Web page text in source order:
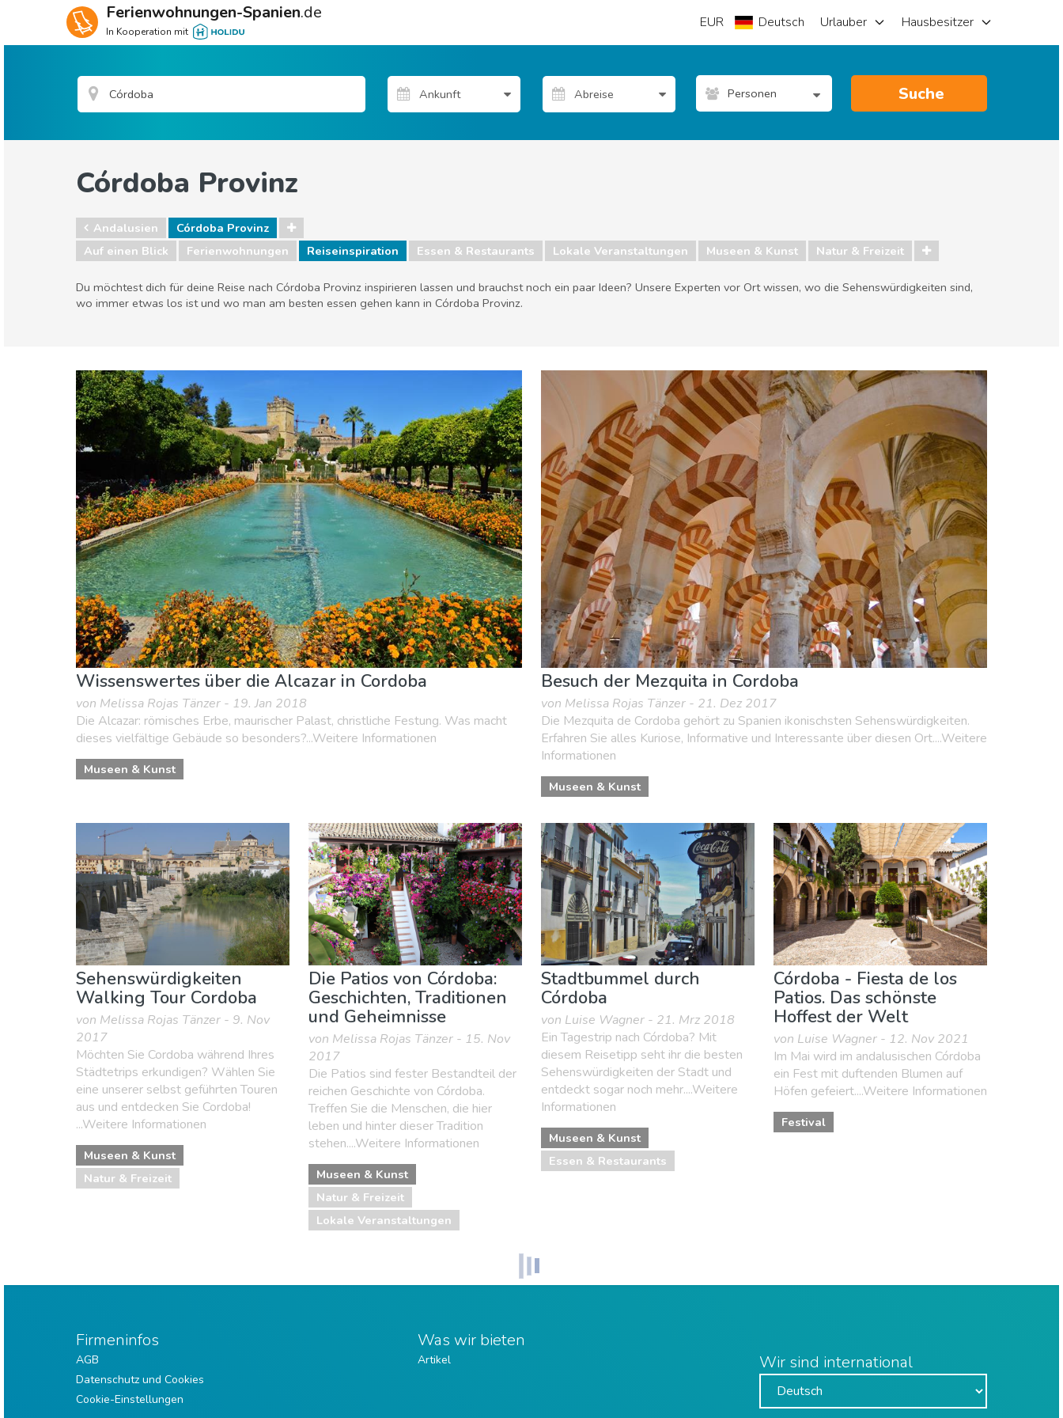
Ferienwohnungen-Spanien.de
In Kooperation mit
EUR Deutsch Urlauber Hausbesitzer
Personen Suche
Córdoba Provinz
Andalusien
Córdoba Provinz
Auf einen Blick
Ferienwohnungen Reiseinspiration Essen & Restaurants Lokale Veranstaltungen Museen & Kunst Natur & Freizeit
Du möchtest dich für deine Reise nach Córdoba Provinz inspirieren lassen und brauchst noch ein paar Ideen? Unsere Experten vor Ort wissen, wo die Sehenswürdigkeiten sind,
wo immer etwas los ist und wo man am besten essen gehen kann in Córdoba Provinz.
Essen & Restaurants
Natur & Freizeit
Wissenswertes über die Alcazar in Cordoba
von Melissa Rojas Tänzer - 19. Jan 2018
Die Alcazar: römisches Erbe, maurischer Palast, christliche Festung. Was macht
dieses vielfältige Gebäude so besonders?...Weitere Informationen
Museen & Kunst
Besuch der Mezquita in Cordoba
von Melissa Rojas Tänzer - 21. Dez 2017
Die Mezquita de Cordoba gehört zu Spanien ikonischsten Sehenswürdigkeiten.
Erfahren Sie alles Kuriose, Informative und Interessante über diesen Ort....Weitere
Informationen
Museen & Kunst
Sehenswürdigkeiten
Walking Tour Cordoba
von Melissa Rojas Tänzer - 9. Nov
2017
Möchten Sie Cordoba während Ihres
Städtetrips erkundigen? Wählen Sie
eine unserer selbst geführten Touren
aus und entdecken Sie Cordoba!
...Weitere Informationen
Museen & Kunst
Natur & Freizeit
Die Patios von Córdoba:
Geschichten, Traditionen
und Geheimnisse
von Melissa Rojas Tänzer - 15. Nov
2017
Die Patios sind fester Bestandteil der
reichen Geschichte von Córdoba.
Treffen Sie die Menschen, die hier
leben und hinter dieser Tradition
stehen....Weitere Informationen
Museen & Kunst
Natur & Freizeit
Lokale Veranstaltungen
Stadtbummel durch
Córdoba
von Luise Wagner - 21. Mrz 2018
Ein Tagestrip nach Córdoba? Mit
diesem Reisetipp seht ihr die besten
Sehenswürdigkeiten der Stadt und
entdeckt sogar noch mehr....Weitere
Informationen
Museen & Kunst
Essen & Restaurants
Córdoba - Fiesta de los
Patios. Das schönste
Hoffest der Welt
von Luise Wagner - 12. Nov 2021
Im Mai wird im andalusischen Córdoba
ein Fest mit duftenden Blumen auf
Höfen gefeiert....Weitere Informationen
Festival
Firmeninfos
AGB
Datenschutz und Cookies
Cookie-Einstellungen
Was wir bieten
Artikel Wir sind international